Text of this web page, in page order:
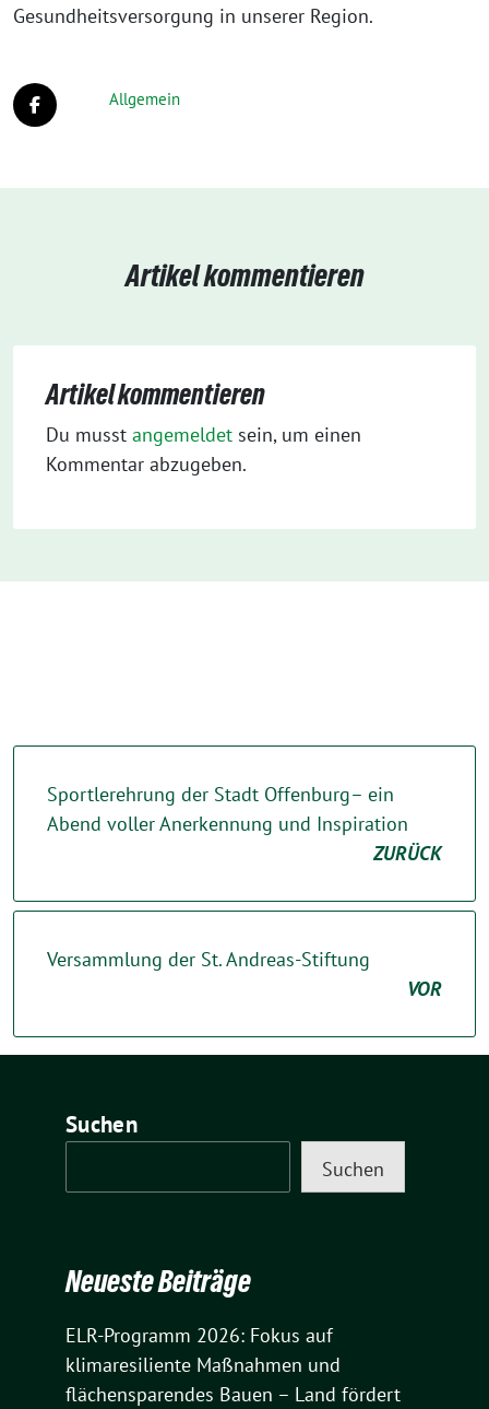
Gesundheitsversorgung in unserer Region.
Allgemein
Artikel kommentieren
Artikel kommentieren
Du musst angemeldet sein, um einen
Kommentar abzugeben.
Sportlerehrung der Stadt Offenburg– ein
Abend voller Anerkennung und Inspiration
ZURÜCK
Versammlung der St. Andreas-Stiftung
VOR
Suchen
Suchen
Neueste Beiträge
ELR-Programm 2026: Fokus auf
klimaresiliente Maßnahmen und
flächensparendes Bauen – Land fördert